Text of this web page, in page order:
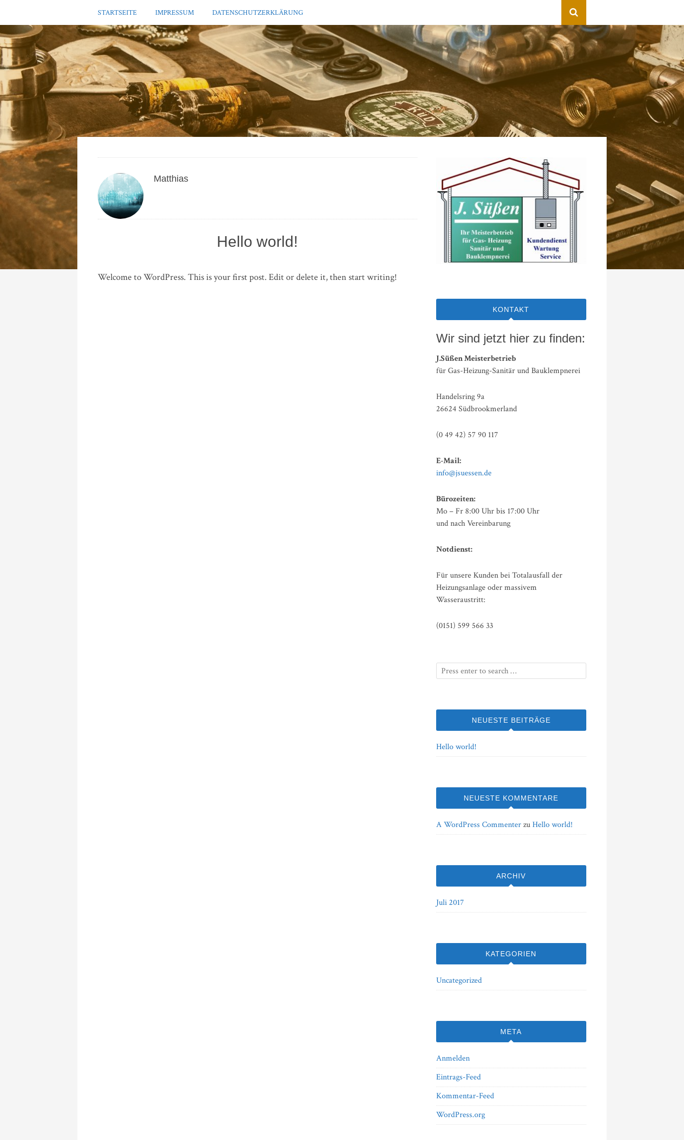
STARTSEITE IMPRESSUM DATENSCHUTZERKLÄRUNG
Matthias
Hello world!
Welcome to WordPress. This is your first post. Edit or delete it, then start writing!
KONTAKT
Wir sind jetzt hier zu finden:
J.Süßen Meisterbetrieb
für Gas-Heizung-Sanitär und Bauklempnerei
Handelsring 9a
26624 Südbrookmerland
(0 49 42) 57 90 117
E-Mail:
info@jsuessen.de
Bürozeiten:
Mo – Fr 8:00 Uhr bis 17:00 Uhr
und nach Vereinbarung
Notdienst:
Für unsere Kunden bei Totalausfall der
Heizungsanlage oder massivem
Wasseraustritt:
(0151) 599 566 33
NEUESTE BEITRÄGE
Hello world!
NEUESTE KOMMENTARE
A WordPress CommenterzuHello world!
ARCHIV
Juli 2017
KATEGORIEN
Uncategorized
META
Anmelden
Eintrags-Feed
Kommentar-Feed
WordPress.org